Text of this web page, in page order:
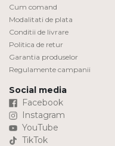
Cum comand
Modalitati de plata
Conditii de livrare
Politica de retur
Garantia produselor
Regulamente campanii
Social media
Facebook
Instagram
YouTube
TikTok